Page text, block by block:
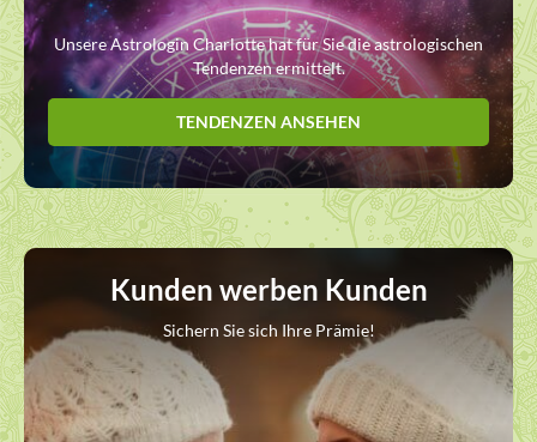
Unsere Astrologin Charlotte hat für Sie die astrologischen
Tendenzen ermittelt.
TENDENZEN ANSEHEN
Kunden werben Kunden
Sichern Sie sich Ihre Prämie!